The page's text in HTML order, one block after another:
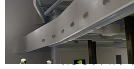
NVIDIA RTX によるリアル